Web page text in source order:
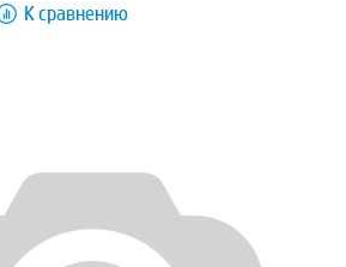
К сравнению